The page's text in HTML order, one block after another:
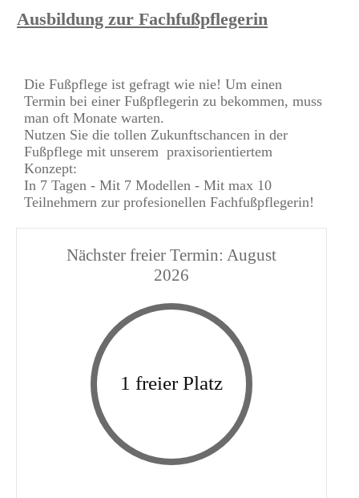
Ausbildung zur Fachfußpflegerin
Die Fußpflege ist gefragt wie nie! Um einen
Termin bei einer Fußpflegerin zu bekommen, muss
man oft Monate warten.
Nutzen Sie die tollen Zukunftschancen in der
Fußpflege mit unserem praxisorientiertem
Konzept:
In 7 Tagen - Mit 7 Modellen - Mit max 10
Teilnehmern zur profesionellen Fachfußpflegerin!
Nächster freier Termin: August
2026
1 freier Platz